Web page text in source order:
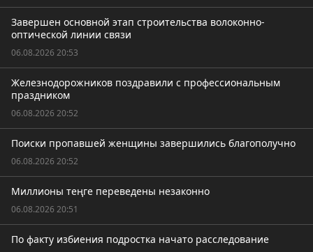
Завершен основной этап строительства волоконно-
оптической линии связи
06.08.2026 20:53
Железнодорожников поздравили с профессиональным
праздником
06.08.2026 20:52
Поиски пропавшей женщины завершились благополучно
06.08.2026 20:52
Миллионы теңге переведены незаконно
06.08.2026 20:51
По факту избиения подростка начато расследование